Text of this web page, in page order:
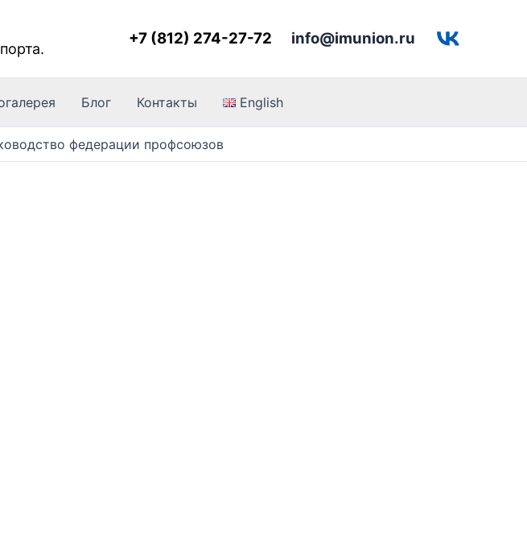
+7 (812) 274-27-72 info@imunion.ru
Блог Контакты English
федерации профсоюзов